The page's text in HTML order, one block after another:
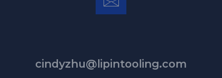
cindyzhu@lipintooling.com